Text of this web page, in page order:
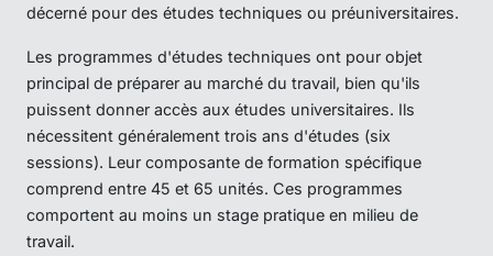
décerné pour des études techniques ou préuniversitaires.
Les programmes d'études techniques ont pour objet
principal de préparer au marché du travail, bien qu'ils
puissent donner accès aux études universitaires. Ils
nécessitent généralement trois ans d'études (six
sessions). Leur composante de formation spécifique
comprend entre 45 et 65 unités. Ces programmes
comportent au moins un stage pratique en milieu de
travail.